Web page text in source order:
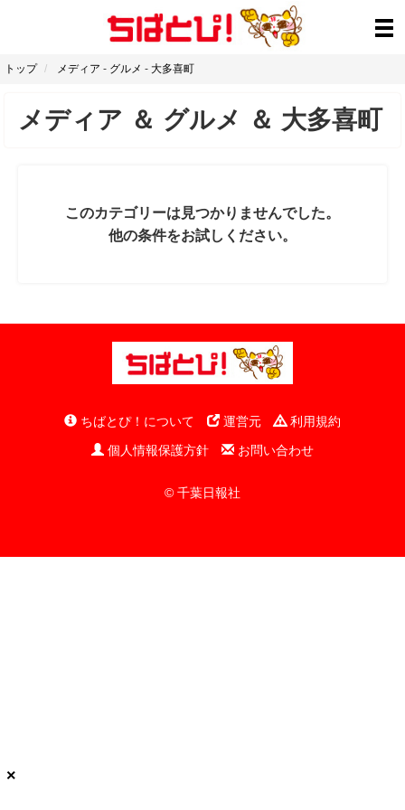
トップ メディア - グルメ - 大多喜町
メディア ＆ グルメ ＆ 大多喜町
このカテゴリーは見つかりませんでした。
他の条件をお試しください。
ちばとぴ！について 運営元
利用規約
個人情報保護方針
お問い合わせ
© 千葉日報社
×